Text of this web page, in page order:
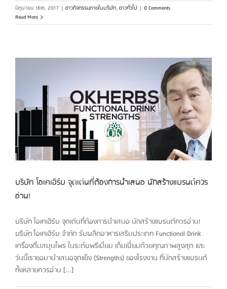
มิถุนายน 16th, 2017 | ข่าวกิจกรรมภายในบริษัท, ข่าวทั่วไป | 0 Comments
Read More
บริษัท โอเคเฮิร์บ จุดเด่นที่ต้องการนำเสนอ นักสร้างแบรนด์ควร
อ่าน!
บริษัท โอเคเฮิร์บ จุดเด่นที่ต้องการนำเสนอ นักสร้างแบรนด์ควรอ่าน!
บริษัท โอเคเฮิร์บ จำกัด รับผลิตอาหารเสริมประเภท Functional Drink
เครื่องดื่มสมุนไพร ในระดับพรีเมี่ยม เต็มเปี่ยมด้วยคุณภาพสูงสุด และ
วันนี้เราขอมานำเสนอจุดแข็ง (Strengths) ของโรงงาน ที่นักสร้างแบรนด์
ทั้งหลายควรอ่าน [...]